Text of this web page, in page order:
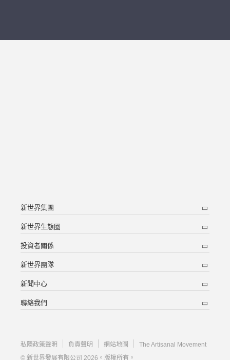
新世界集團
新世界生態圈
投資者關係
新世界團隊
新聞中心
聯絡我們
私隱政策聲明 負責聲明 網站地圖
The Artisanal Movement
© 新世界發展有限公司 2026。版權所有。